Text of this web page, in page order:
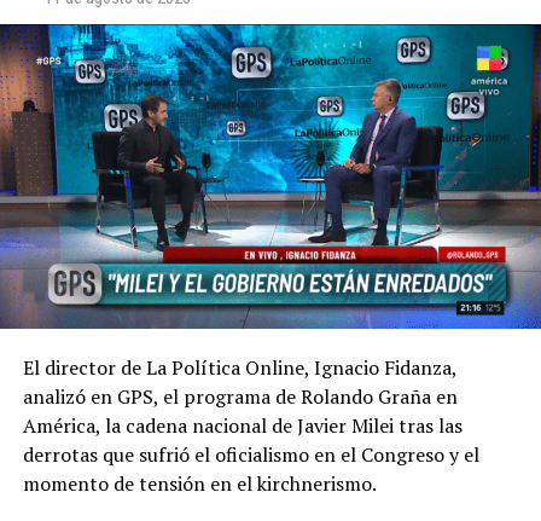
El director de La Política Online, Ignacio Fidanza,
analizó en GPS, el programa de Rolando Graña en
América, la cadena nacional de Javier Milei tras las
derrotas que sufrió el oficialismo en el Congreso y el
momento de tensión en el kirchnerismo.